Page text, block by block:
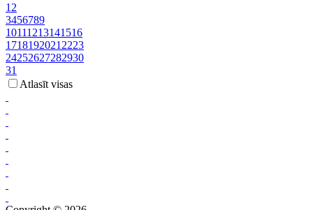
1 2
3456789
10111213141516
1718192021 2223
24252627282930
31
Atlasīt visas